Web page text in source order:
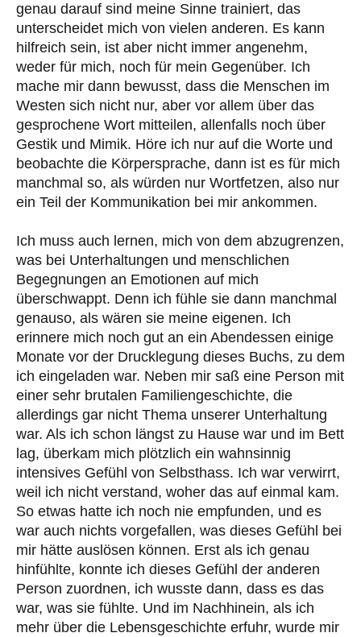
genau darauf sind meine Sinne trainiert, das
unterscheidet mich von vielen anderen. Es kann
hilfreich sein, ist aber nicht immer angenehm,
weder für mich, noch für mein Gegenüber. Ich
mache mir dann bewusst, dass die Menschen im
Westen sich nicht nur, aber vor allem über das
gesprochene Wort mitteilen, allenfalls noch über
Gestik und Mimik. Höre ich nur auf die Worte und
beobachte die Körpersprache, dann ist es für mich
manchmal so, als würden nur Wortfetzen, also nur
ein Teil der Kommunikation bei mir ankommen.
Ich muss auch lernen, mich von dem abzugrenzen,
was bei Unterhaltungen und menschlichen
Begegnungen an Emotionen auf mich
überschwappt. Denn ich fühle sie dann manchmal
genauso, als wären sie meine eigenen. Ich
erinnere mich noch gut an ein Abendessen einige
Monate vor der Drucklegung dieses Buchs, zu dem
ich eingeladen war. Neben mir saß eine Person mit
einer sehr brutalen Familiengeschichte, die
allerdings gar nicht Thema unserer Unterhaltung
war. Als ich schon längst zu Hause war und im Bett
lag, überkam mich plötzlich ein wahnsinnig
intensives Gefühl von Selbsthass. Ich war verwirrt,
weil ich nicht verstand, woher das auf einmal kam.
So etwas hatte ich noch nie empfunden, und es
war auch nichts vorgefallen, was dieses Gefühl bei
mir hätte auslösen können. Erst als ich genau
hinfühlte, konnte ich dieses Gefühl der anderen
Person zuordnen, ich wusste dann, dass es das
war, was sie fühlte. Und im Nachhinein, als ich
mehr über die Lebensgeschichte erfuhr, wurde mir